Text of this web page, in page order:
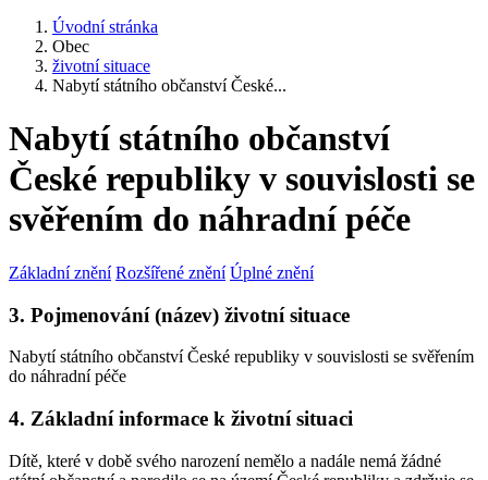
Úvodní stránka
Obec
životní situace
Nabytí státního občanství České...
Nabytí státního občanství
České republiky v souvislosti se
svěřením do náhradní péče
Základní znění Rozšířené znění Úplné znění
3. Pojmenování (název) životní situace
Nabytí státního občanství České republiky v souvislosti se svěřením
do náhradní péče
4. Základní informace k životní situaci
Dítě, které v době svého narození nemělo a nadále nemá žádné